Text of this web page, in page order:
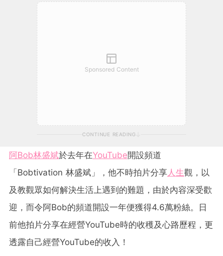
Sponsored Content
CONTINUE READING
阿Bob林盛斌於去年在YouTube開設頻道
「Bobtivation 林盛斌」，他不時拍片分享 人生觀，以
及教觀眾如何解決生活上遇到的難題，由於內容深受歡
迎，而令阿Bob的頻道開設一年便獲得4.6萬粉絲。日
前他拍片分享在經營YouTube時的收穫及心路歷程，更
透露自己經營YouTube的收入！